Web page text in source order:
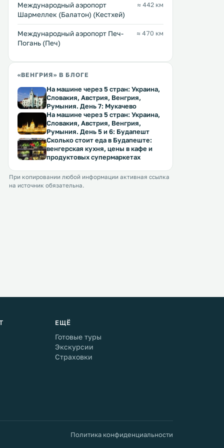
Международный аэропорт
Шармеллек (Балатон) (Кестхей)
≈ 442 км
Международный аэропорт Печ-
Погань (Печ)
≈ 470 км
«ВЕНГРИЯ» В БЛОГЕ
На машине через 5 стран: Украина,
Словакия, Австрия, Венгрия,
Румыния. День 7: Мукачево
На машине через 5 стран: Украина,
Словакия, Австрия, Венгрия,
Румыния. День 5 и 6: Будапешт
Сколько стоит еда в Будапеште:
венгерская кухня, цены в кафе и
продуктовых супермаркетах
При копировании любой информации активная ссылка
на источник обязательна.
ЕЩЁ
Готовые туры
Экскурсии
Страховки
Политика конфиденциальности